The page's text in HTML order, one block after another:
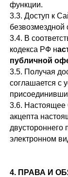
функции.
3.3. Доступ к
безвозмездной
3.4. В
кодекса РФ н
публичной
3.5. Получая
соглашается с
3.6. Настоящее
акцепта
двустороннего
электронном
4. ПРАВА И